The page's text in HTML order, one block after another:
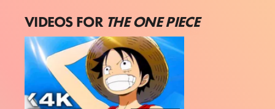
VIDEOS FOR THE ONE PIECE